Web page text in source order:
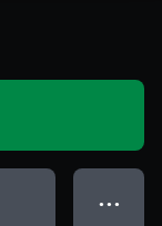
● ● ●